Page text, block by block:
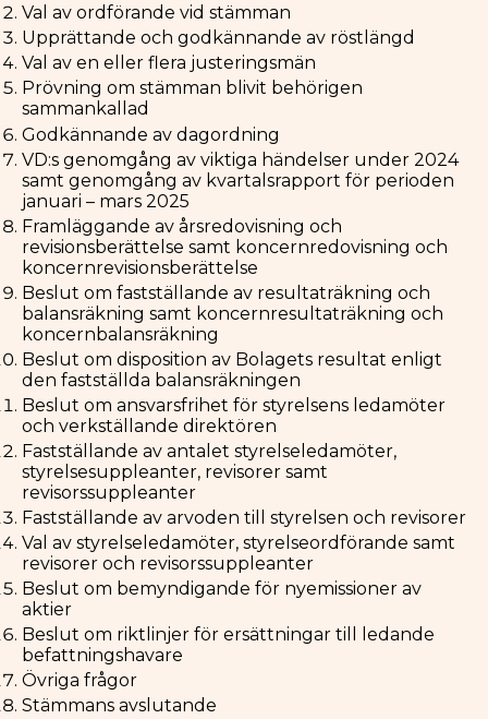
Val av ordförande vid stämman
Upprättande och godkännande av röstlängd
Val av en eller flera justeringsmän
Prövning om stämman blivit behörigen
sammankallad
Godkännande av dagordning
VD:s genomgång av viktiga händelser under 2024
samt genomgång av kvartalsrapport för perioden
januari – mars 2025
Framläggande av årsredovisning och
revisionsberättelse samt koncernredovisning och
koncernrevisionsberättelse
Beslut om fastställande av resultaträkning och
balansräkning samt koncernresultaträkning och
koncernbalansräkning
Beslut om disposition av Bolagets resultat enligt
den fastställda balansräkningen
Beslut om ansvarsfrihet för styrelsens ledamöter
och verkställande direktören
Fastställande av antalet styrelseledamöter,
styrelsesuppleanter, revisorer samt
revisorssuppleanter
Fastställande av arvoden till styrelsen och revisorer
Val av styrelseledamöter, styrelseordförande samt
revisorer och revisorssuppleanter
Beslut om bemyndigande för nyemissioner av
aktier
Beslut om riktlinjer för ersättningar till ledande
befattningshavare
Övriga frågor
Stämmans avslutande